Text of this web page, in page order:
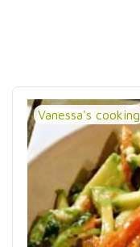
Vanessa's cooking